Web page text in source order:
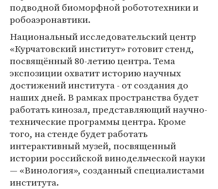
подводной биоморфной робототехники и
робоаэронавтики.
Национальный исследовательский центр
«Курчатовский институт» готовит стенд,
посвящённый 80-летию центра. Тема
экспозиции охватит историю научных
достижений института - от создания до
наших дней. В рамках пространства будет
работать кинозал, представляющий научно-
технические программы центра. Кроме
того, на стенде будет работать
интерактивный музей, посвященный
истории российской винодельческой науки
— «Винология», созданный специалистами
института.